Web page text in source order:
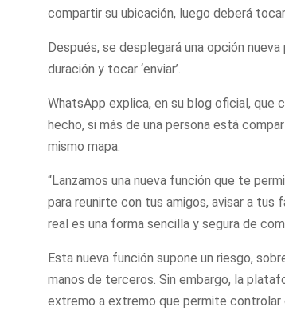
compartir su ubicación, luego deberá
Después, se desplegará una opción
duración y tocar ‘enviar’.
WhatsApp explica, en su blog oficial, que
hecho, si más de una persona está
mismo mapa.
“Lanzamos una nueva función que te
para reunirte con tus amigos, avisar a tus
real es una forma sencilla y segura de
Esta nueva función supone un riesgo,
manos de terceros. Sin embargo, la
extremo a extremo que permite controlar